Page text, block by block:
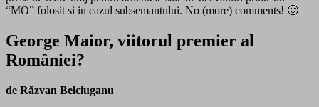
“MO” folosit si in cazul subsemantului. No (more) comments! 🙂
George Maior, viitorul premier al
României?
de Răzvan Belciuganu